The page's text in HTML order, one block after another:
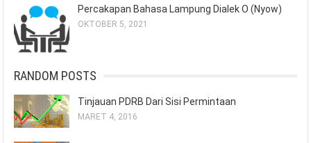
Percakapan Bahasa Lampung Dialek O (Nyow)
OKTOBER 5, 2021
RANDOM POSTS
Tinjauan PDRB Dari Sisi Permintaan
MARET 4, 2016